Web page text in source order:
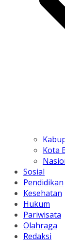
Kota
Sosial
Pendidikan
Kesehatan
Hukum
Pariwisata
Olahraga
Redaksi